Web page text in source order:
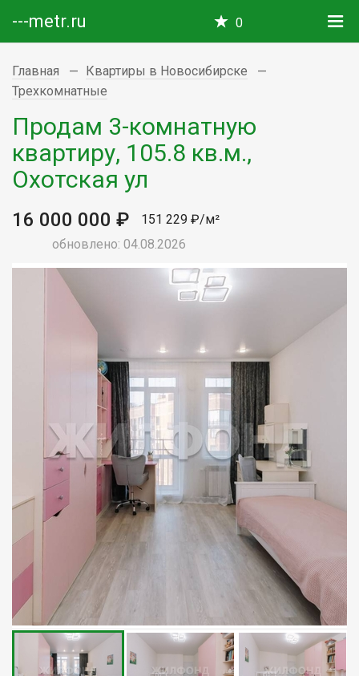
---metr.ru 0
Главная
Квартиры в Новосибирске
Трехкомнатные
Продам 3-комнатную
квартиру, 105.8 кв.м.,
Охотская ул
16 000 000 ₽
151 229 ₽/м²
обновлено: 04.08.2026